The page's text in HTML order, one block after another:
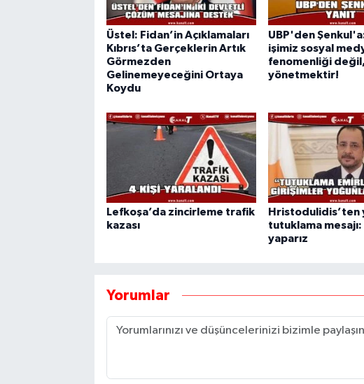
Üstel: Fidan’in Açıklamaları
Kıbrıs’ta Gerçeklerin Artık
Görmezden
Gelinemeyeceğini Ortaya
Koydu
UBP'den
işimiz sosyal
fenomenliği
yönetmektir!
Lefkoşa’da zincirleme trafik
kazası
Hristodulidis’ten
tutuklama
yaparız
Yorumlar